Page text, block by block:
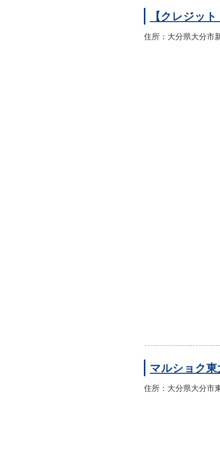
【クレジッ
住所：大分県大分市
マルショク東
住所：大分県大分市